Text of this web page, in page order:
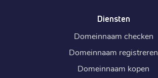
Diensten
Domeinnaam checken
Domeinnaam registreren
Domeinnaam kopen